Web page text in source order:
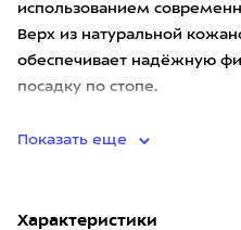
использованием
Верх из натуральной
обеспечивает надёжную
посадку по стопе.
Показать еще
Характеристики